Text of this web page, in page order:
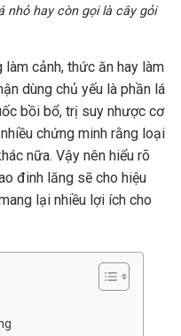
nhỏ hay còn gọi là cây gỏi
cảnh, thức ăn hay làm
dùng chủ yếu là phần lá
bồi bổ, trị suy nhược cơ
chứng minh rằng loại
nữa. Vậy nên hiểu rõ
đinh lăng sẽ cho hiệu
lại nhiều lợi ích cho